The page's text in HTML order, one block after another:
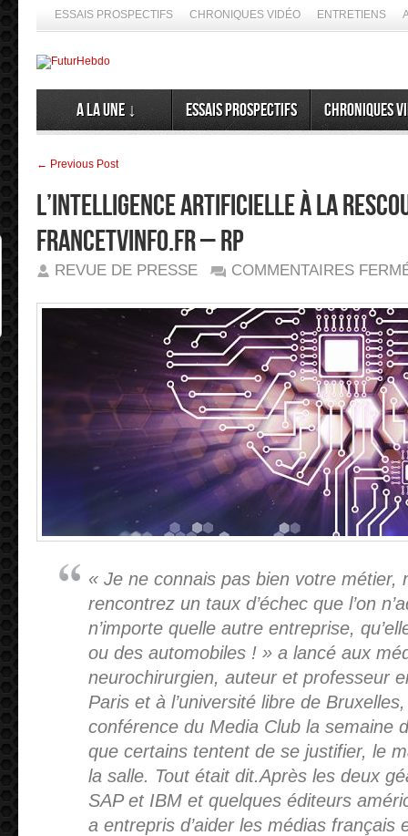
ESSAIS PROSPECTIFS CHRONIQUES VIDÉO ENTRETIENS
A la Une ↓ Essais prospectifs Chroniques
← Previous Post
L’intelligence artificielle à la
Francetvinfo.fr – RP
REVUE DE PRESSE COMMENTAIRES
« Je ne connais pas bien votre métier,
rencontrez un taux d’échec que l’on
n’importe quelle autre entreprise,
ou des automobiles ! » a lancé aux
neurochirurgien, auteur et professeur
Paris et à l’université libre de
conférence du Media Club la semaine
que certains tentent de se justifier, le
la salle. Tout était dit.Après les deux
SAP et IBM et quelques éditeurs
a entrepris d’aider les médias français
ne nous en privons pas ➦ La différence entre le